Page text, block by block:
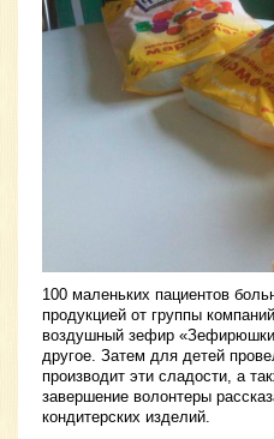
100 маленьких пациентов
продукцией от группы
воздушный зефир
другое. Затем для детей
производит эти сладости, а
завершение волонтеры
кондитерских изделий.